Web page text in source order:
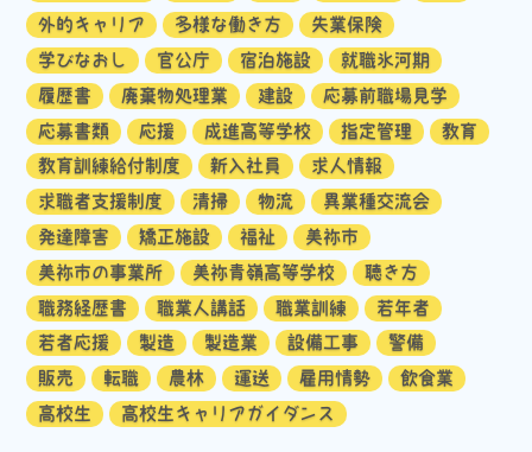
外的キャリア
多様な働き方
失業保険
学びなおし
官公庁 宿泊施設
就職氷河期
履歴書
廃棄物処理業 建設
応募前職場見学
応募書類
応援 成進高等学校 指定管理
教育
教育訓練給付制度
新入社員
求人情報
求職者支援制度
清掃 物流
異業種交流会
発達障害
矯正施設 福祉
美祢市
美祢市の事業所
美祢青嶺高等学校
聴き方
職務経歴書
職業人講話 職業訓練
若年者
若者応援
製造 製造業 設備工事
警備
販売
転職 農林 運送 雇用情勢
飲食業
高校生
高校生キャリアガイダンス